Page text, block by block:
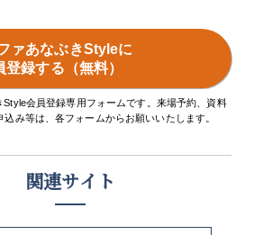
ァあなぶきStyleに
登録する（無料）
会員登録専用フォームです。来場予約、資料
み等は、各フォームからお願いいたします。
関連サイト